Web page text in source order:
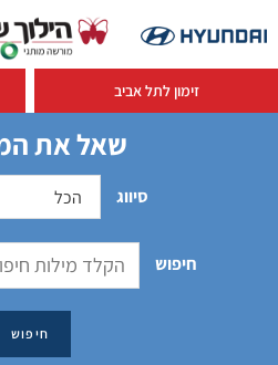
זימון לתל אביב
שאל את
סיווג
חיפוש